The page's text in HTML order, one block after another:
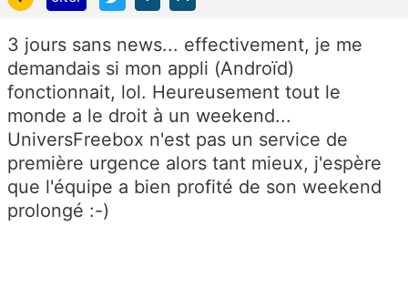
3 jours sans news... effectivement, je me
demandais si mon appli (Androïd)
fonctionnait, lol. Heureusement tout le
monde a le droit à un weekend...
UniversFreebox n'est pas un service de
première urgence alors tant mieux, j'espère
que l'équipe a bien profité de son weekend
prolongé :-)